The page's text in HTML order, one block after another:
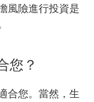
風險進行投資是
您？
合您。當然，生